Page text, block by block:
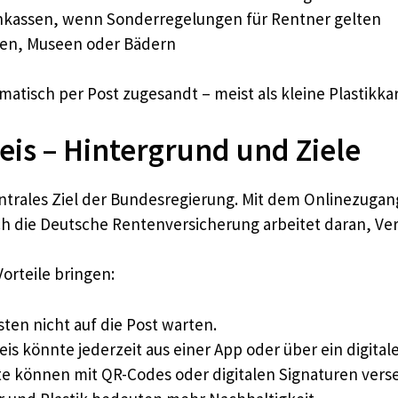
wenn Sonderregelungen für Rentner gelten
Museen oder Bädern
per Post zugesandt – meist als kleine
– Hintergrund und Ziele
Ziel der Bundesregierung. Mit dem
die Deutsche Rentenversicherung arbeitet daran,
bringen:
nicht auf die Post warten.
könnte jederzeit aus einer App oder über ein
können mit QR-Codes oder digitalen Signaturen